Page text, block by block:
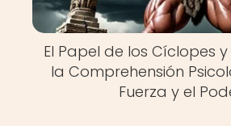
El Papel de los Cíclopes
la Comprehensión
Fuerza y el